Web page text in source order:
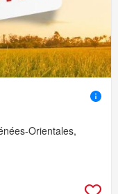
Orientales,